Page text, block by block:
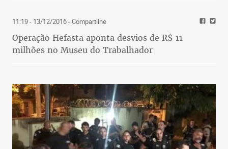
11:19 - 13/12/2016- Compartilhe
Operação Hefasta aponta desvios de R$ 11
milhões no Museu do Trabalhador